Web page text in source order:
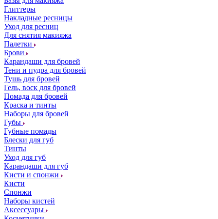
Глиттеры
Накладные ресницы
Уход для ресниц
Для снятия макияжа
Палетки
Брови
Карандаши для бровей
Тени и пудра для бровей
Тушь для бровей
Гель, воск для бровей
Помада для бровей
Краска и тинты
Наборы для бровей
Губы
Губные помады
Блески для губ
Тинты
Уход для губ
Карандаши для губ
Кисти и спонжи
Кисти
Спонжи
Наборы кистей
Аксессуары